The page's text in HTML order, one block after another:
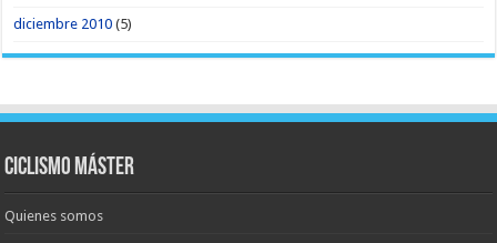
diciembre 2010 (5)
Ciclismo Máster
Quienes somos